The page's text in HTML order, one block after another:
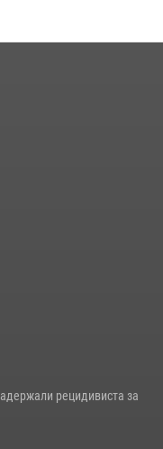
рецидивиста за